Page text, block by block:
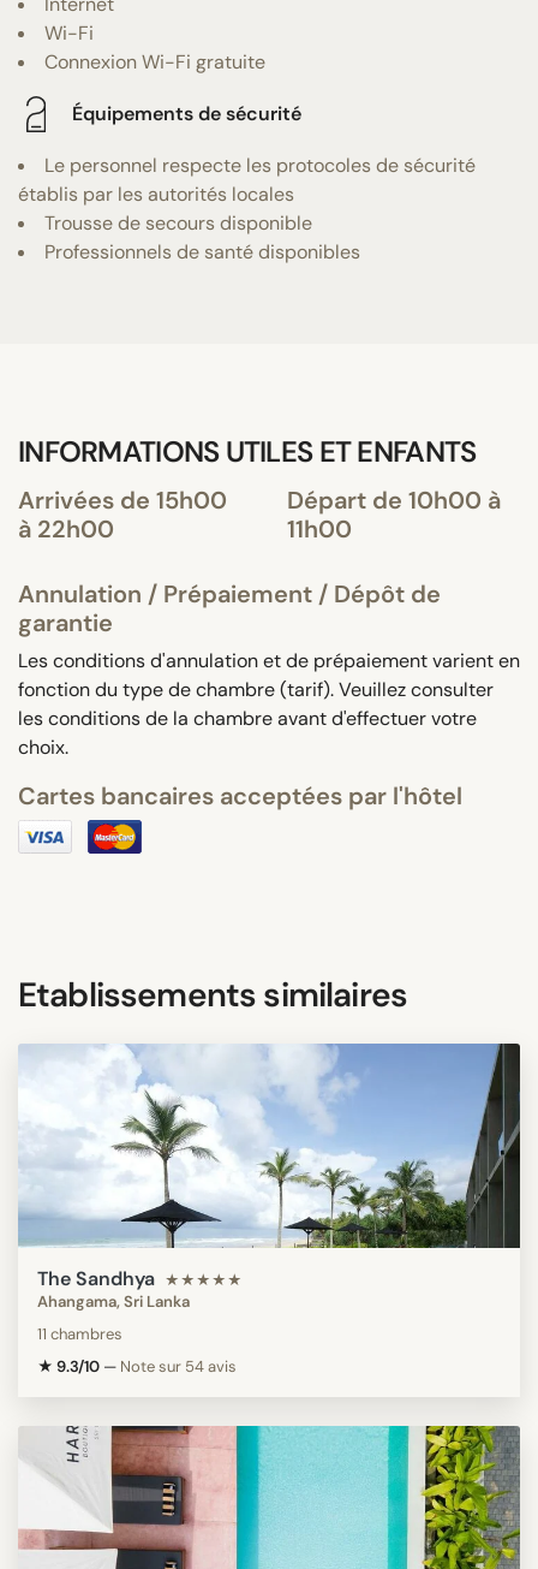
Wi-Fi
Connexion Wi-Fi gratuite
Équipements de sécurité
Le personnel respecte les protocoles de sécurité
établis par les autorités locales
Trousse de secours disponible
Professionnels de santé disponibles
INFORMATIONS UTILES ET ENFANTS
Arrivées de 15h00
à 22h00
Départ de 10h00 à
11h00
Annulation / Prépaiement / Dépôt de
garantie
Les conditions d'annulation et de prépaiement varient en
fonction du type de chambre (tarif). Veuillez consulter
les conditions de la chambre avant d'effectuer votre
choix.
Cartes bancaires acceptées par l'hôtel
Etablissements similaires
The Sandhya ★★★★★
Ahangama, Sri Lanka
11 chambres
★ 9.3/10 — Note sur 54 avis